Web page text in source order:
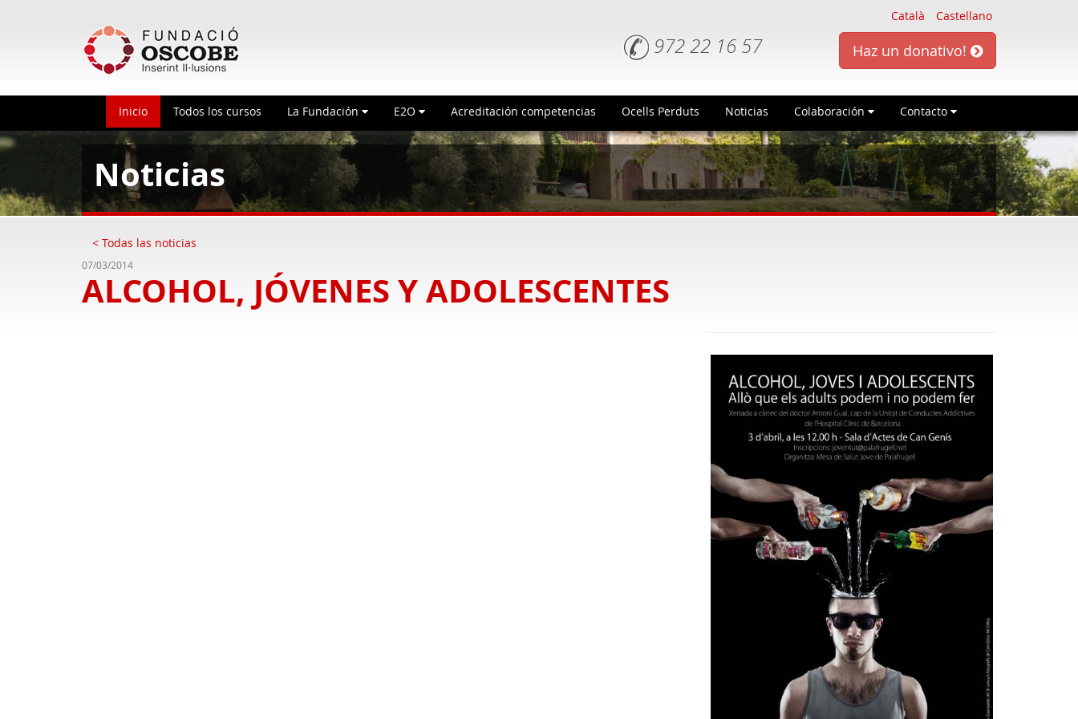
Català Castellano
972 22 16 57 Haz un donativo!
Inicio Todos los cursos La Fundación E2O Acreditación competencias Ocells Perduts Noticias Colaboración Contacto
Noticias
< Todas las noticias
07/03/2014
ALCOHOL, JÓVENES Y ADOLESCENTES